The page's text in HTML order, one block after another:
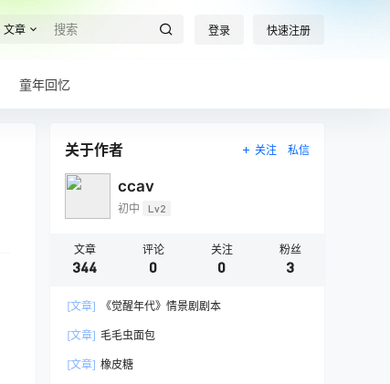
文章 登录 快速注册
童年回忆
关于作者 关注 私信
ccav
初中 Lv2
文章
344
评论
0
关注
0
粉丝
3
[文章] 《觉醒年代》情景剧剧本
[文章] 毛毛虫面包
[文章] 橡皮糖